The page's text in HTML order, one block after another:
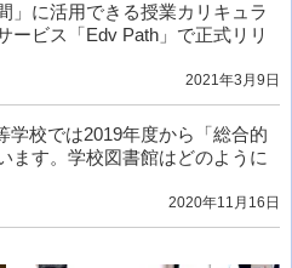
」に活用できる授業カリキュラ
ービス「Edv Path」で正式リリ
2021年3月9日
学校では2019年度から「総合的
ます。学校図書館はどのように
2020年11月16日